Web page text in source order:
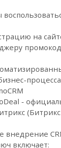
на
промокод
-
внедрение
включает: